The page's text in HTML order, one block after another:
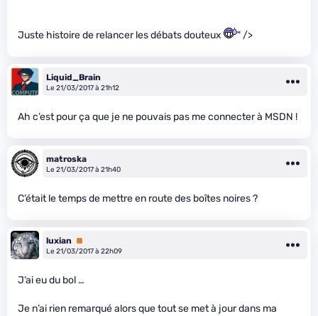
Juste histoire de relancer les débats douteux " />
Liquid_Brain
Le 21/03/2017 à 21h12
Ah c’est pour ça que je ne pouvais pas me connecter à MSDN !
matroska
Le 21/03/2017 à 21h40
C’était le temps de mettre en route des boîtes noires ?
luxian
Premium
Le 21/03/2017 à 22h09
J’ai eu du bol …
Je n’ai rien remarqué alors que tout se met à jour dans ma